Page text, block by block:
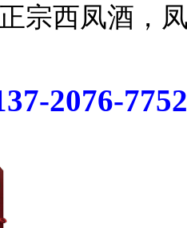
宗西凤酒
2076-7752